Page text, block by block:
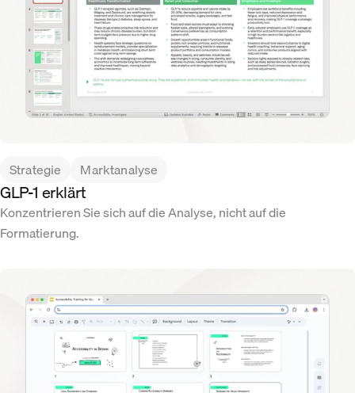
Strategie Marktanalyse
GLP-1 erklärt
Konzentrieren Sie sich auf die Analyse, nicht auf die
Formatierung.